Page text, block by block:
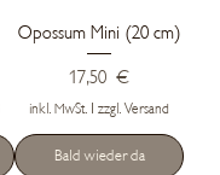
Opossum Mini (20 cm)
Preis
17,50 €
inkl. MwSt. | zzgl. Versand
Bald wieder da